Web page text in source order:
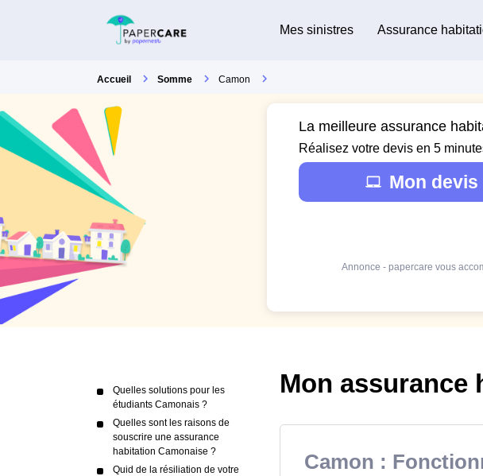
Mes sinistres Assurance
Accueil Somme Camon
La meilleure assurance
Réalisez votre devis en 5
Mon devis
Annonce - papercare vous
Quelles solutions pour les
étudiants Camonais ?
Quelles sont les raisons de
souscrire une assurance
habitation Camonaise ?
Quid de la résiliation de votre
Mon assurance
Camon :